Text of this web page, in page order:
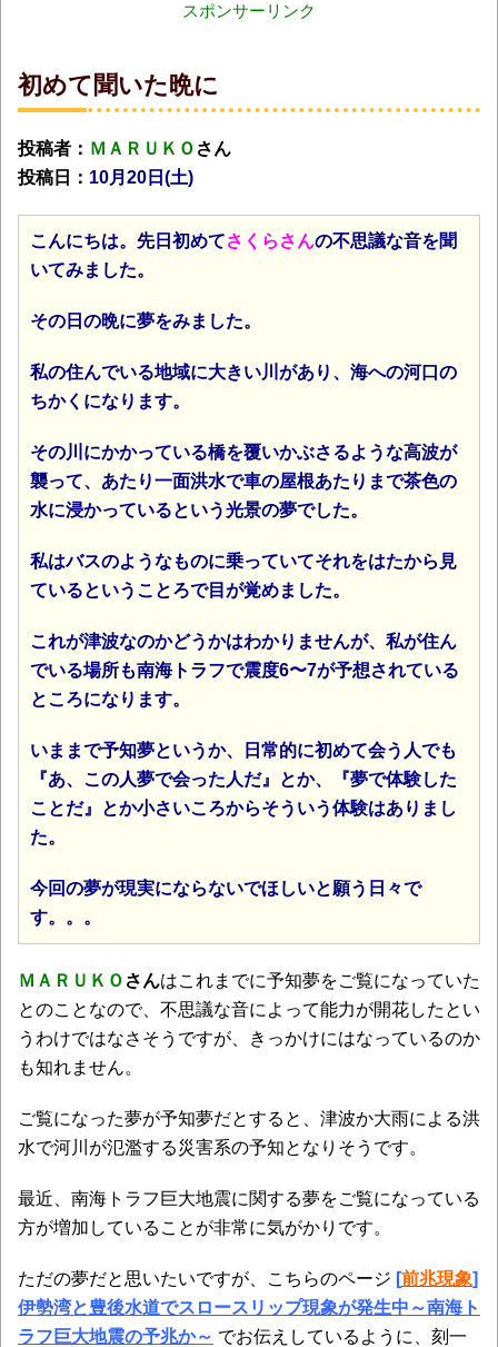
スポンサーリンク
初めて聞いた晩に
投稿者： ＭＡＲＵＫＯ さん
投稿日： 10月20日(土)
こんにちは。先日初めてさくらさんの不思議な音を聞
いてみました。
その日の晩に夢をみました。
私の住んでいる地域に大きい川があり、海への河口の
ちかくになります。
その川にかかっている橋を覆いかぶさるような高波が
襲って、あたり一面洪水で車の屋根あたりまで茶色の
水に浸かっているという光景の夢でした。
私はバスのようなものに乗っていてそれをはたから見
ているということろで目が覚めました。
これが津波なのかどうかはわかりませんが、私が住ん
でいる場所も南海トラフで震度6〜7が予想されている
ところになります。
いままで予知夢というか、日常的に初めて会う人でも
『あ、この人夢で会った人だ』とか、『夢で体験した
ことだ』とか小さいころからそういう体験はありまし
た。
今回の夢が現実にならないでほしいと願う日々で
す。。。
ＭＡＲＵＫＯ さんはこれまでに予知夢をご覧になっていた
とのことなので、不思議な音によって能力が開花したとい
うわけではなさそうですが、きっかけにはなっているのか
も知れません。
ご覧になった夢が予知夢だとすると、津波か大雨による洪
水で河川が氾濫する災害系の予知となりそうです。
最近、南海トラフ巨大地震に関する夢をご覧になっている
方が増加していることが非常に気がかりです。
ただの夢だと思いたいですが、こちらのページ [前兆現象]
伊勢湾と豊後水道でスロースリップ現象が発生中～南海ト
ラフ巨大地震の予兆か～ でお伝えしているように、刻一